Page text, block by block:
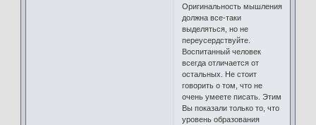
Оригинальность мышления
должна все-таки
выделяться, но не
переусердствуйте.
Воспитанный человек
всегда отличается от
остальных. Не стоит
говорить о том, что не
очень умеете писать. Этим
Вы показали только то, что
уровень образования